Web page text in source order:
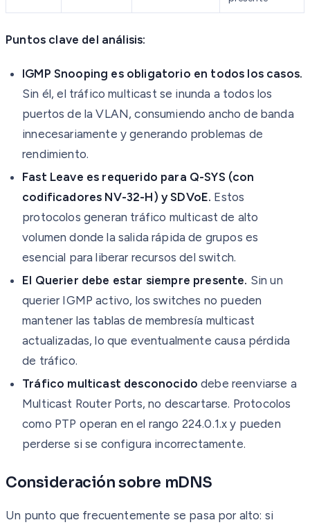
Puntos clave del análisis:
IGMP Snooping es obligatorio en todos los casos.
Sin él, el tráfico multicast se inunda a todos los
puertos de la VLAN, consumiendo ancho de banda
innecesariamente y generando problemas de
rendimiento.
Fast Leave es requerido para Q-SYS (con
codificadores NV-32-H) y SDVoE. Estos
protocolos generan tráfico multicast de alto
volumen donde la salida rápida de grupos es
esencial para liberar recursos del switch.
El Querier debe estar siempre presente. Sin un
querier IGMP activo, los switches no pueden
mantener las tablas de membresía multicast
actualizadas, lo que eventualmente causa pérdida
de tráfico.
Tráfico multicast desconocido debe reenviarse a
Multicast Router Ports, no descartarse. Protocolos
como PTP operan en el rango 224.0.1.x y pueden
perderse si se configura incorrectamente.
Consideración sobre mDNS
Un punto que frecuentemente se pasa por alto: si